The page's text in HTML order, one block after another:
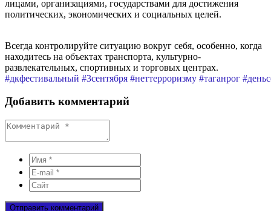
лицами, организациями, государствами для достижения
политических, экономических и социальных целей.
Всегда контролируйте ситуацию вокруг себя, особенно, когда
находитесь на объектах транспорта, культурно-
развлекательных, спортивных и торговых центрах.
#дкфестивальный #3сентября #неттерроризму #таганрог
Добавить комментарий